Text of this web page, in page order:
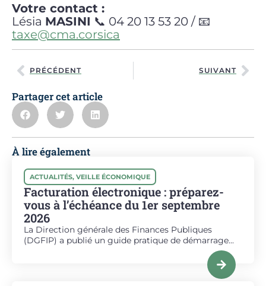
Partager cet article
À lire également
ACTUALITÉS, VEILLE ÉCONOMIQUE
Facturation électronique : préparez-
vous à l’échéance du 1er septembre
2026
La Direction générale des Finances Publiques
(DGFIP) a publié un guide pratique de démarrage...
Votre contact :
Lésia MASINI 📞 04 20 13 53 20 / 📧
taxe@cma.corsica
PRÉCÉDENT SUIVANT